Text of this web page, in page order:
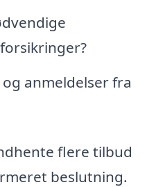
anmeldelser fra
flere tilbud
beslutning.